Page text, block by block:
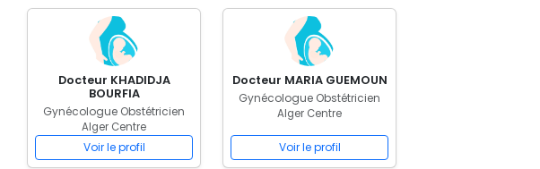
Docteur KHADIDJA
BOURFIA
Gynécologue Obstétricien
Alger Centre
Voir le profil
Docteur MARIA GUEMOUN
Gynécologue Obstétricien
Alger Centre
Voir le profil